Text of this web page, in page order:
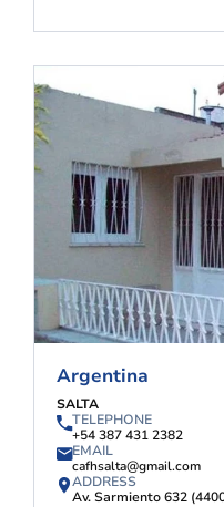
Argentina
SALTA
TELEPHONE
+54 387 431 2382
EMAIL
cafhsalta@gmail.com
ADDRESS
Av. Sarmiento 632